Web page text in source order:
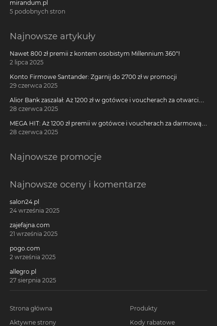
mirandum.pl
5 podobnych stron
Najnowsze artykuły
Nawet 800 zł premii z kontem osobistym Millennium 360°!
2 lipca 2025
Konto Firmowe Santander: Zgarnij do 2700 zł w promocji
29 czerwca 2025
Alior Bank zaszalał: Aż 1200 zł w gotówce i voucherach za otwarcie
darmowego konta!
28 czerwca 2025
MEGA HIT: Aż 1200 zł premii w gotówce i voucherach za darmową
kartę kredytową Citi Simplicity
28 czerwca 2025
Najnowsze promocje
Najnowsze oceny i komentarze
salon24.pl
24 września 2025
zajefajna.com
21 września 2025
pogo.com
2 września 2025
allegro.pl
27 sierpnia 2025
Strona główna
Aktywne strony
Produkty
Kody rabatowe